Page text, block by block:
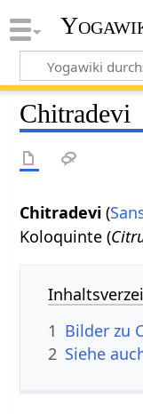
Chitradevi
Chitradevi (
Koloquinte (
1 Bilder zu
2 Siehe